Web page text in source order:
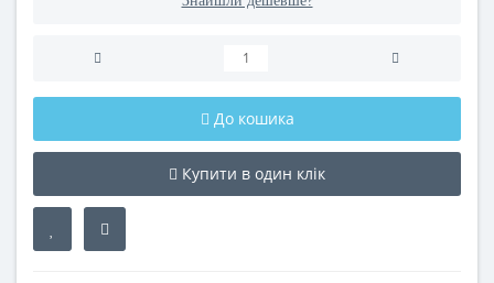
До кошика
Купити в один клік